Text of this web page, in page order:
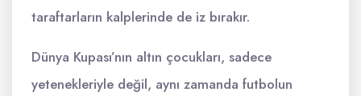
taraftarların kalplerinde de iz bırakır.
Dünya Kupası’nın altın çocukları, sadece
yetenekleriyle değil, aynı zamanda futbolun